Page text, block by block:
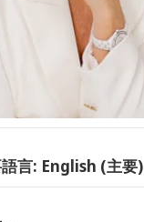
言: English (主要)